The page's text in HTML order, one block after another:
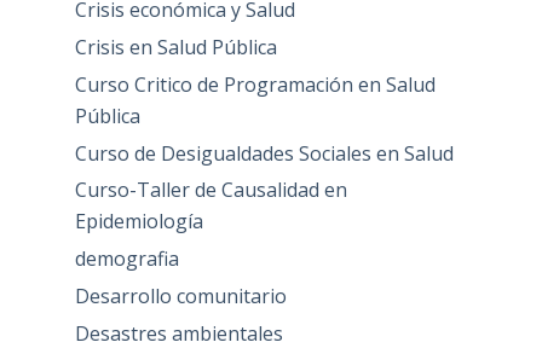
Crisis económica y Salud
Crisis en Salud Pública
Curso Critico de Programación en Salud
Pública
Curso de Desigualdades Sociales en Salud
Curso-Taller de Causalidad en
Epidemiología
demografia
Desarrollo comunitario
Desastres ambientales